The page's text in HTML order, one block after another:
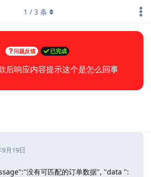
问题反馈 已完成
后响应内容提示这个是怎么回事
1 / 3 条
月19日
没有可匹配的订单数据", "data ":